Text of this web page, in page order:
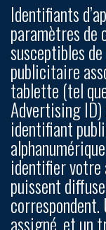
Identifiants
paramètres de
susceptibles
publicitaire
tablette (tel
Advertising ID)
identifiant
identifier votre
puissent
assigné, et un